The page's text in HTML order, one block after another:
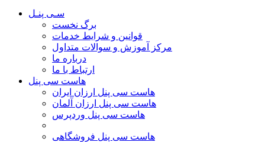
سـی پنـل
برگ نخست
قوانین و شرایط خدمات
مرکز آموزش و سوالات متداول
درباره ما
ارتباط با ما
هاست سی پنل
هاست سی پنل ارزان ایران
هاست سی پنل ارزان آلمان
هاست سی پنل وردپرس
هاست سی پنل فروشگاهی